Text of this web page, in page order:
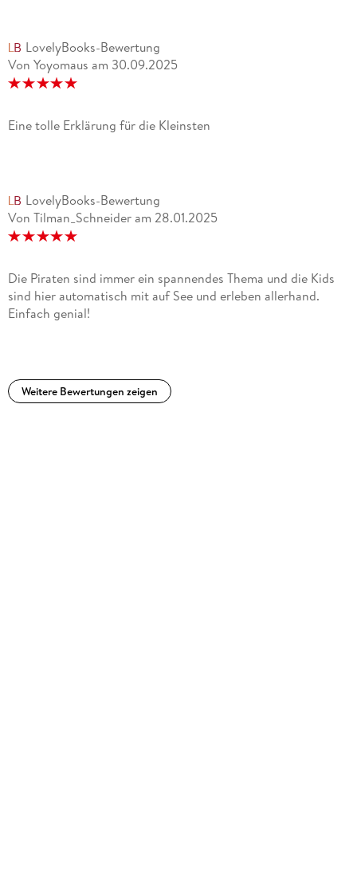
LovelyBooks-Bewertung
Von Yoyomaus am 30.09.2025
Eine tolle Erklärung für die Kleinsten
LovelyBooks-Bewertung
Von Tilman_Schneider am 28.01.2025
Die Piraten sind immer ein spannendes Thema und die Kids
sind hier automatisch mit auf See und erleben allerhand.
Einfach genial!
Weitere Bewertungen zeigen